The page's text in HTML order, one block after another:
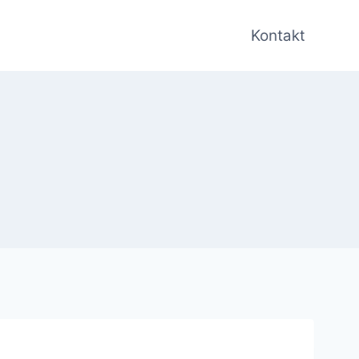
Kontakt